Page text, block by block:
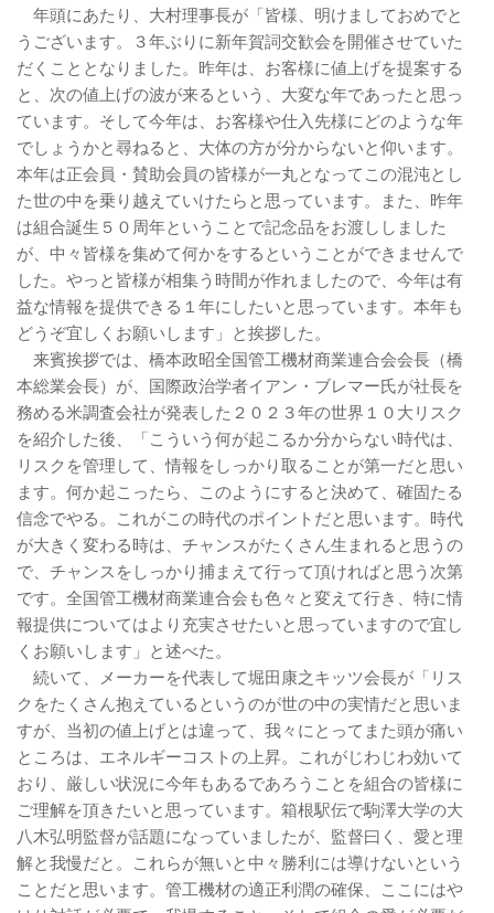
年頭にあたり、大村理事長が「皆様、明けましておめでと
うございます。３年ぶりに新年賀詞交歓会を開催させていた
だくこととなりました。昨年は、お客様に値上げを提案する
と、次の値上げの波が来るという、大変な年であったと思っ
ています。そして今年は、お客様や仕入先様にどのような年
でしょうかと尋ねると、大体の方が分からないと仰います。
本年は正会員・賛助会員の皆様が一丸となってこの混沌とし
た世の中を乗り越えていけたらと思っています。また、昨年
は組合誕生５０周年ということで記念品をお渡ししました
が、中々皆様を集めて何かをするということができませんで
した。やっと皆様が相集う時間が作れましたので、今年は有
益な情報を提供できる１年にしたいと思っています。本年も
どうぞ宜しくお願いします」と挨拶した。
来賓挨拶では、橋本政昭全国管工機材商業連合会会長（橋
本総業会長）が、国際政治学者イアン・ブレマー氏が社長を
務める米調査会社が発表した２０２３年の世界１０大リスク
を紹介した後、「こういう何が起こるか分からない時代は、
リスクを管理して、情報をしっかり取ることが第一だと思い
ます。何か起こったら、このようにすると決めて、確固たる
信念でやる。これがこの時代のポイントだと思います。時代
が大きく変わる時は、チャンスがたくさん生まれると思うの
で、チャンスをしっかり捕まえて行って頂ければと思う次第
です。全国管工機材商業連合会も色々と変えて行き、特に情
報提供についてはより充実させたいと思っていますので宜し
くお願いします」と述べた。
続いて、メーカーを代表して堀田康之キッツ会長が「リス
クをたくさん抱えているというのが世の中の実情だと思いま
すが、当初の値上げとは違って、我々にとってまた頭が痛い
ところは、エネルギーコストの上昇。これがじわじわ効いて
おり、厳しい状況に今年もあるであろうことを組合の皆様に
ご理解を頂きたいと思っています。箱根駅伝で駒澤大学の大
八木弘明監督が話題になっていましたが、監督曰く、愛と理
解と我慢だと。これらが無いと中々勝利には導けないという
ことだと思います。管工機材の適正利潤の確保、ここにはや